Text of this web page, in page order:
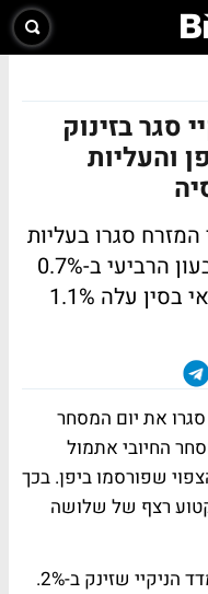
סגר בזינוק
והעליות
סגרו בעליות
נאות. כלכלת יפן התכווצה ברבעון הרביעי ב-0.7%
עלה 1.1%
את יום המסחר
החיובי אתמול
שפורסמו ביפן. בכך
רצף של שלושה
את המגמה החיובית באסיה הוביל מדד הניקיי שזינק ב-2%.